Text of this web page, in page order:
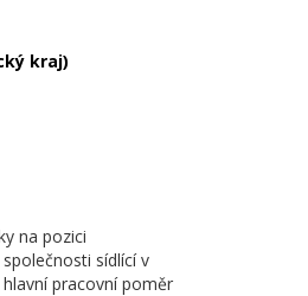
kraj)
na pozici
společnosti sídlící v
pracovní poměr